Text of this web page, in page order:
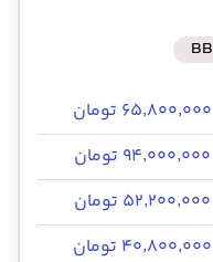
BB
۶۵٬۸۰۰٬۰۰۰ تومان
۹۴٬۰۰۰٬۰۰۰ تومان
۵۲٬۲۰۰٬۰۰۰ تومان
۴۰٬۸۰۰٬۰۰۰ تومان